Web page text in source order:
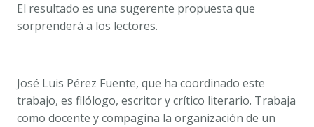
El resultado es una sugerente propuesta que
sorprenderá a los lectores.
José Luis Pérez Fuente, que ha coordinado este
trabajo, es filólogo, escritor y crítico literario. Trabaja
como docente y compagina la organización de un